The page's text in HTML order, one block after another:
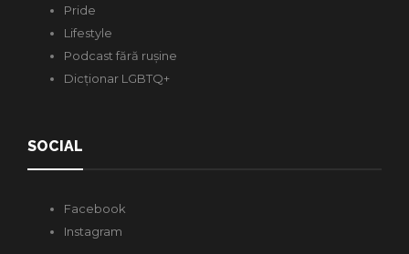
Pride
Lifestyle
Podcast fără rușine
Dicționar LGBTQ+
SOCIAL
Facebook
Instagram